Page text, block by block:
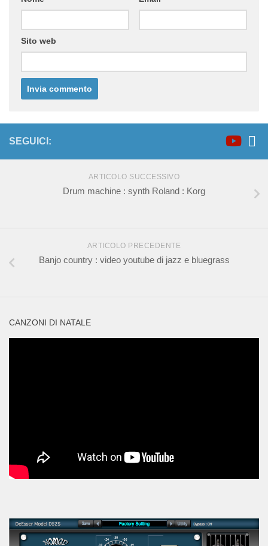
Sito web
SEGUICI:
ARTICOLO SUCCESSIVO
Drum machine : synth Roland : Korg
ARTICOLO PRECEDENTE
Banjo country : video youtube di jazz e bluegrass
CANZONI DI NATALE